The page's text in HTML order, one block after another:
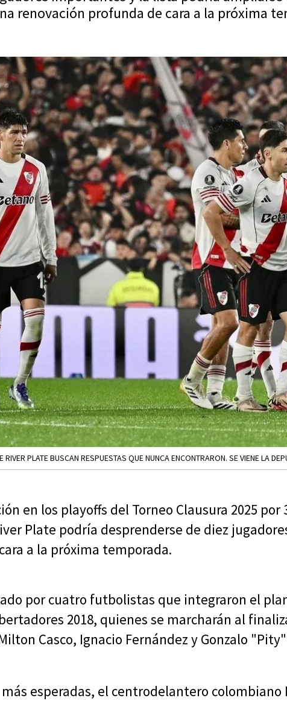
renovación profunda de cara a la próxima
PLATE BUSCAN RESPUESTAS QUE NUNCA ENCONTRARON. SE VIENE LA
en los playoffs del Torneo Clausura 2025 por
Plate podría desprenderse de diez
a la próxima temporada.
por cuatro futbolistas que integraron el
2018, quienes se marcharán al
Casco, Ignacio Fernández y Gonzalo "Pity"
esperadas, el centrodelantero colombiano